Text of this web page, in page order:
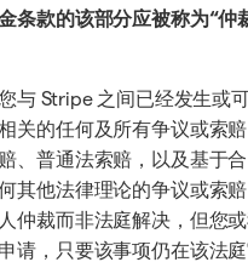
条款的该部分应被称为“仲
与 Stripe 之间已经发生或
关的任何及所有争议或索
、普通法索赔，以及基于合
其他法律理论的争议或索
仲裁而非法庭解决，但您
请，只要该事项仍在该法